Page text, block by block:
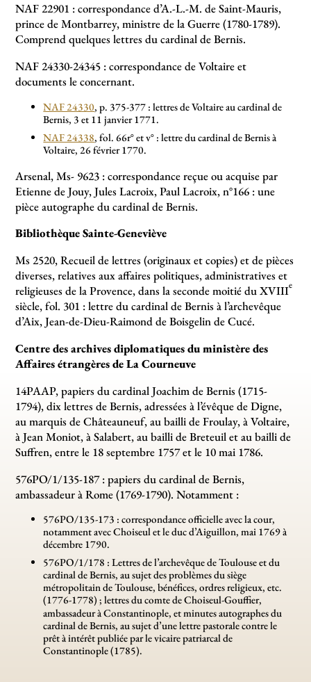
NAF 22901 : correspondance d’A.-L.-M. de Saint-Mauris,
prince de Montbarrey, ministre de la Guerre (1780-1789).
Comprend quelques lettres du cardinal de Bernis.
NAF 24330-24345 : correspondance de Voltaire et
documents le concernant.
NAF 24330, p. 375-377 : lettres de Voltaire au cardinal de
Bernis, 3 et 11 janvier 1771.
NAF 24338, fol. 66r° et v° : lettre du cardinal de Bernis à
Voltaire, 26 février 1770.
Arsenal, Ms- 9623 : correspondance reçue ou acquise par
Etienne de Jouy, Jules Lacroix, Paul Lacroix, n°166 : une
pièce autographe du cardinal de Bernis.
Bibliothèque Sainte-Geneviève
Ms 2520, Recueil de lettres (originaux et copies) et de pièces
diverses, relatives aux affaires politiques, administratives et
religieuses de la Provence, dans la seconde moitié du XVIIIe
siècle, fol. 301 : lettre du cardinal de Bernis à l’archevêque
d’Aix, Jean-de-Dieu-Raimond de Boisgelin de Cucé.
Centre des archives diplomatiques du ministère des
Affaires étrangères de La Courneuve
14PAAP, papiers du cardinal Joachim de Bernis (1715-
1794), dix lettres de Bernis, adressées à l’évêque de Digne,
au marquis de Châteauneuf, au bailli de Froulay, à Voltaire,
à Jean Moniot, à Salabert, au bailli de Breteuil et au bailli de
Suffren, entre le 18 septembre 1757 et le 10 mai 1786.
576PO/1/135-187 : papiers du cardinal de Bernis,
ambassadeur à Rome (1769-1790). Notamment :
576PO/135-173 : correspondance officielle avec la cour,
notamment avec Choiseul et le duc d’Aiguillon, mai 1769 à
décembre 1790.
576PO/1/178 : Lettres de l’archevêque de Toulouse et du
cardinal de Bernis, au sujet des problèmes du siège
métropolitain de Toulouse, bénéfices, ordres religieux, etc.
(1776-1778) ; lettres du comte de Choiseul-Gouffier,
ambassadeur à Constantinople, et minutes autographes du
cardinal de Bernis, au sujet d’une lettre pastorale contre le
prêt à intérêt publiée par le vicaire patriarcal de
Constantinople (1785).